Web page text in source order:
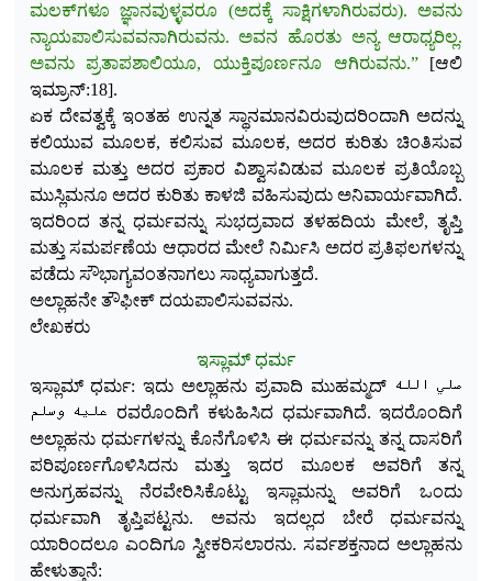
ಮಲಕ್‌ಗಳೂ ಜ್ಞಾನವುಳ್ಳವರೂ (ಅದಕ್ಕೆ ಸಾಕ್ಷಿಗಳಾಗಿರುವರು). ಅವನು
ನ್ಯಾಯಪಾಲಿಸುವವನಾಗಿರುವನು. ಅವನ ಹೊರತು ಅನ್ಯ ಆರಾಧ್ಯರಿಲ್ಲ.
ಅವನು ಪ್ರತಾಪಶಾಲಿಯೂ, ಯುಕ್ತಿಪೂರ್ಣನೂ ಆಗಿರುವನು.”[ಆಲಿ
ಇಮ್ರಾನ್:18].
ಏಕ ದೇವತ್ವಕ್ಕೆ ಇಂತಹ ಉನ್ನತ ಸ್ಥಾನಮಾನವಿರುವುದರಿಂದಾಗಿ ಅದನ್ನು
ಕಲಿಯುವ ಮೂಲಕ, ಕಲಿಸುವ ಮೂಲಕ, ಅದರ ಕುರಿತು ಚಿಂತಿಸುವ
ಮೂಲಕ ಮತ್ತು ಅದರ ಪ್ರಕಾರ ವಿಶ್ವಾಸವಿಡುವ ಮೂಲಕ ಪ್ರತಿಯೊಬ್ಬ
ಮುಸ್ಲಿಮನೂ ಅದರ ಕುರಿತು ಕಾಳಜಿ ವಹಿಸುವುದು ಅನಿವಾರ್ಯವಾಗಿದೆ.
ಇದರಿಂದ ತನ್ನ ಧರ್ಮವನ್ನು ಸುಭದ್ರವಾದ ತಳಹದಿಯ ಮೇಲೆ, ತೃಪ್ತಿ
ಮತ್ತು ಸಮರ್ಪಣೆಯ ಆಧಾರದ ಮೇಲೆ ನಿರ್ಮಿಸಿ ಅದರ ಪ್ರತಿಫಲಗಳನ್ನು
ಪಡೆದು ಸೌಭಾಗ್ಯವಂತನಾಗಲು ಸಾಧ್ಯವಾಗುತ್ತದೆ.
ಅಲ್ಲಾಹನೇ ತೌಫೀಕ್ ದಯಪಾಲಿಸುವವನು.
ಲೇಖಕರು
ಇಸ್ಲಾಮ್ ಧರ್ಮ
ಇಸ್ಲಾಮ್ ಧರ್ಮ: ಇದು ಅಲ್ಲಾಹನು ಪ್ರವಾದಿ ಮುಹಮ್ಮದ್ صلي الله
عليه وسلم ರವರೊಂದಿಗೆ ಕಳುಹಿಸಿದ ಧರ್ಮವಾಗಿದೆ. ಇದರೊಂದಿಗೆ
ಅಲ್ಲಾಹನು ಧರ್ಮಗಳನ್ನು ಕೊನೆಗೊಳಿಸಿ ಈ ಧರ್ಮವನ್ನು ತನ್ನ ದಾಸರಿಗೆ
ಪರಿಪೂರ್ಣಗೊಳಿಸಿದನು ಮತ್ತು ಇದರ ಮೂಲಕ ಅವರಿಗೆ ತನ್ನ
ಅನುಗ್ರಹವನ್ನು ನೆರವೇರಿಸಿಕೊಟ್ಟು ಇಸ್ಲಾಮನ್ನು ಅವರಿಗೆ ಒಂದು
ಧರ್ಮವಾಗಿ ತೃಪ್ತಿಪಟ್ಟನು. ಅವನು ಇದಲ್ಲದ ಬೇರೆ ಧರ್ಮವನ್ನು
ಯಾರಿಂದಲೂ ಎಂದಿಗೂ ಸ್ವೀಕರಿಸಲಾರನು. ಸರ್ವಶಕ್ತನಾದ ಅಲ್ಲಾಹನು
ಹೇಳುತ್ತಾನೆ: